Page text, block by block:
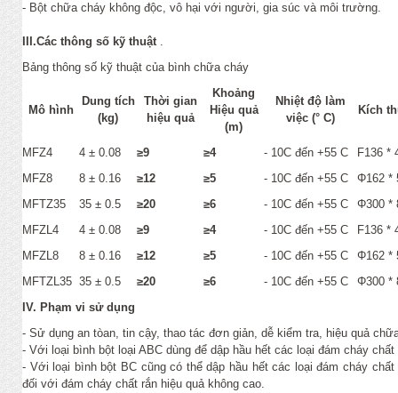
- Bột chữa cháy không độc, vô hại với người, gia súc và môi trường.
III.Các thông số kỹ thuật.
Bảng thông số kỹ thuật của bình chữa cháy
Mô hình
Dung tích
(kg)
Thời gian
hiệu quả
Khoảng
Hiệu quả
(m)
Nhiệt độ làm
việc (° C)
Kích
MFZ4 4 ± 0.08 ≥9 ≥4 - 10C đến +55 C
F136 *
MFZ8
8 ± 0.16 ≥12 ≥5 - 10C đến +55 C
Φ162 *
MFTZ35
35 ± 0.5 ≥20 ≥6 - 10C đến +55 C
Φ300 *
MFZL4
4 ± 0.08 ≥9 ≥4 - 10C đến +55 C
F136 *
MFZL8
8 ± 0.16 ≥12 ≥5 - 10C đến +55 C
Φ162 *
MFTZL35 35 ± 0.5 ≥20 ≥6 - 10C đến +55 C
Φ300 *
IV. Phạm vi sử dụng
- Sử dụng an tòan, tin cậy, thao tác đơn giản, dễ kiểm tra, hiệu quả
- Với loại bình bột loại ABC dùng để dập hầu hết các loại đám cháy
- Với loại bình bột BC cũng có thể dập hầu hết các loại đám cháy
đối với đám cháy chất rắn hiệu quả không cao.